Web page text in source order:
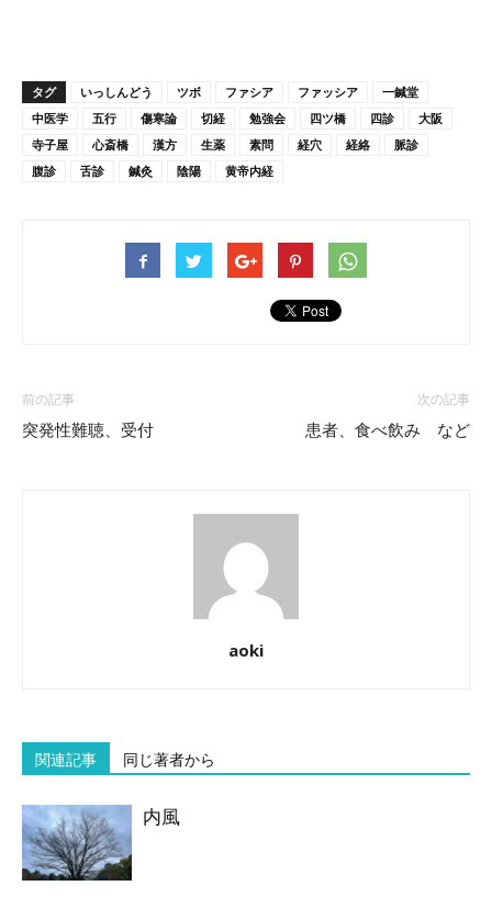
タグ いっしんどう ツボ ファシア ファッシア
一鍼堂
中医学
五行 傷寒論 切経 勉強会 四ツ橋 四診
大阪
寺子屋
心斎橋 漢方 生薬 素問 経穴 経絡
脈診
腹診
舌診 鍼灸 陰陽 黄帝内経
前の記事
突発性難聴、受付
次の記事
患者、食べ飲み など
aoki
関連記事 同じ著者から
内風